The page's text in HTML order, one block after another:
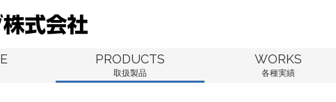
PRODUCTS
取扱製品
WORKS
各種実績